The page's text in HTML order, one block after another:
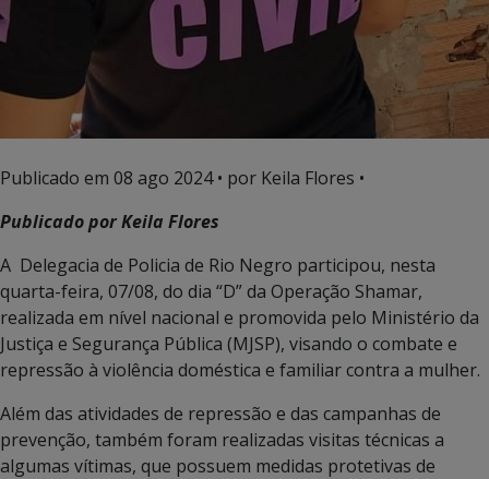
Publicado em 08 ago 2024• por Keila Flores •
Publicado por Keila Flores
A Delegacia de Policia de Rio Negro participou, nesta
quarta-feira, 07/08, do dia “D” da Operação Shamar,
realizada em nível nacional e promovida pelo Ministério da
Justiça e Segurança Pública (MJSP), visando o combate e
repressão à violência doméstica e familiar contra a mulher.
Além das atividades de repressão e das campanhas de
prevenção, também foram realizadas visitas técnicas a
algumas vítimas, que possuem medidas protetivas de